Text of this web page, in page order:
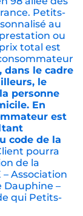
Petits-
au
ou
total est
dans le cadre
le
personne
En
est
code de la
pourra
de la
Association
Dauphine –
qui Petits-